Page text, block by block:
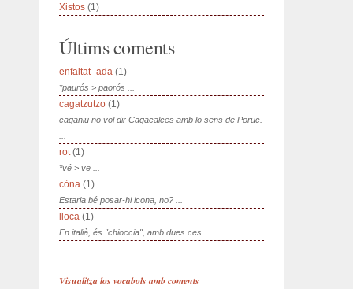
Xistos (1)
Últims coments
enfaltat -ada (1)
*paurós > paorós ...
cagatzutzo (1)
caganiu no vol dir Cagacalces amb lo sens de Poruc.
rot(1)
*vé > ve ...
còna (1)
Estaria bé posar-hi icona, no? ...
lloca (1)
En italià, és "chioccia", amb dues ces. ...
Visualitza los vocabols amb coments